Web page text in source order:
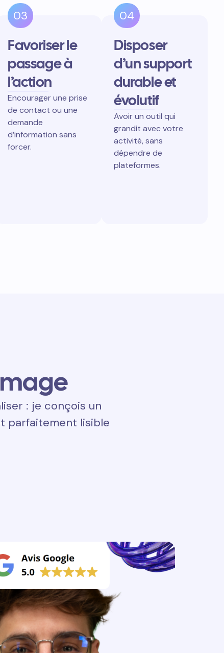
03
Favoriser le
passage à
l’action
Encourager une prise
de contact ou une
demande
d’information sans
forcer.
04
Disposer
d’un support
durable et
évolutif
Avoir un outil qui
grandit avec votre
activité, sans
dépendre de
plateformes.
: je conçois un
parfaitement lisible